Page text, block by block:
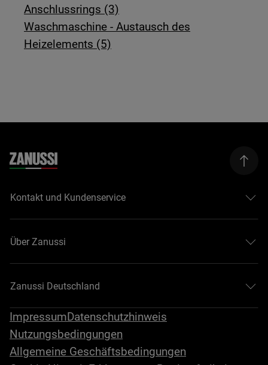
Anschlussrings (3)
Waschmaschine - Austausch des
Heizelements (5)
Kontakt und Kundenservice
Über Zanussi
Zanussi Deutschland
ImpressumDatenschutzhinweis
Nutzungsbedingungen
Allgemeine Geschäftsbedingungen